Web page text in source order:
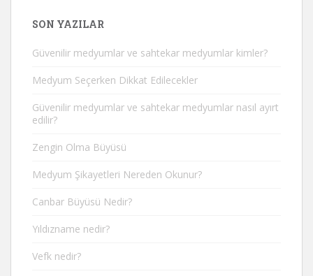
SON YAZILAR
Güvenilir medyumlar ve sahtekar medyumlar kimler?
Medyum Seçerken Dikkat Edilecekler
Güvenilir medyumlar ve sahtekar medyumlar nasıl ayırt
edilir?
Zengin Olma Büyüsü
Medyum Şikayetleri Nereden Okunur?
Canbar Büyüsü Nedir?
Yıldızname nedir?
Vefk nedir?